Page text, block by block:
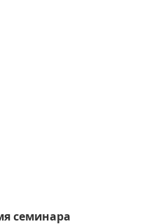
семинара